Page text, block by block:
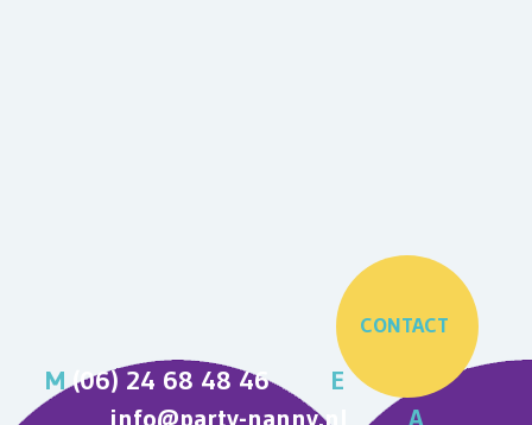
CONTACT
M(06) 24 68 48 46 E
info@party-nanny.nl
A